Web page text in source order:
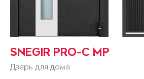
SNEGIR PRO-C MP
Дверь для дома